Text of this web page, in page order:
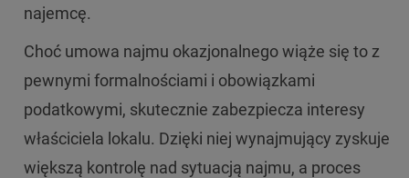
najemcę.
Choć umowa najmu okazjonalnego wiąże się to z
pewnymi formalnościami i obowiązkami
podatkowymi, skutecznie zabezpiecza interesy
właściciela lokalu. Dzięki niej wynajmujący zyskuje
większą kontrolę nad sytuacją najmu, a proces